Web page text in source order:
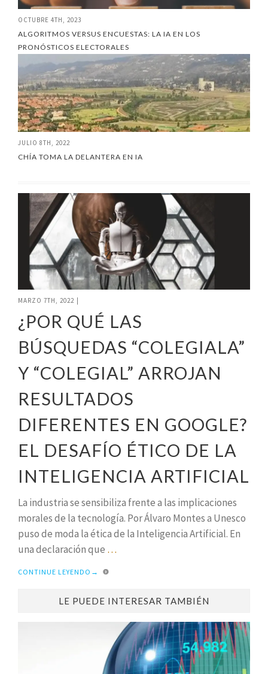
OCTUBRE 4TH, 2023
ALGORITMOS VERSUS ENCUESTAS: LA IA EN LOS
PRONÓSTICOS ELECTORALES
JULIO 8TH, 2022
CHÍA TOMA LA DELANTERA EN IA
MARZO 7TH, 2022
¿POR QUÉ LAS
BÚSQUEDAS “COLEGIALA”
Y “COLEGIAL” ARROJAN
RESULTADOS
DIFERENTES EN GOOGLE?
EL DESAFÍO ÉTICO DE LA
INTELIGENCIA ARTIFICIAL
La industria se sensibiliza frente a las implicaciones
morales de la tecnología. Por Álvaro Montes a Unesco
puso de moda la ética de la Inteligencia Artificial. En
una declaración que …
CONTINUE LEYENDO →
LE PUEDE INTERESAR TAMBIÉN